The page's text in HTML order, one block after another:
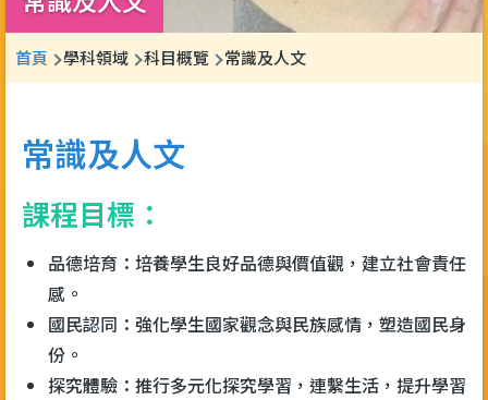
導
航
結
首頁 學科領域 科目概覽 常識及人文
常識及人文
課程目標：
品德培育：培養學生良好品德與價值觀，建立社會責任
感。
國民認同：強化學生國家觀念與民族感情，塑造國民身
份。
探究體驗：推行多元化探究學習，連繫生活，提升學習